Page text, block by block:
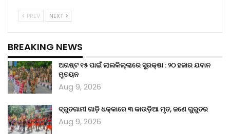
PREV NEXT
BREAKING NEWS
ଅଗଷ୍ଟ ୧୫ ପାଇଁ ଲାଲକିଲ୍ଲାରେ ସୁରକ୍ଷା : ୨୦ ହଜାର ଯବାନ
ମୁତୟନ
Aug 9, 2026
ଦ୍ରୁତଗାମୀ ଗାଡ଼ି ଧକ୍କାରେ ୩ କାଉଡ଼ିଆ ମୃତ, ଜଣେ ଗୁରୁତର
Aug 9, 2026